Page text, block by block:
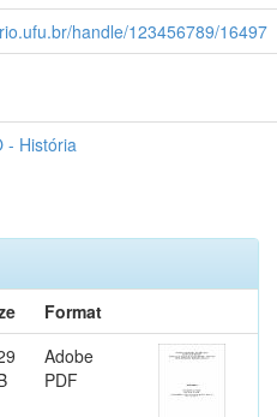
handle/123456789/16497
- História
Format
Adobe
PDF